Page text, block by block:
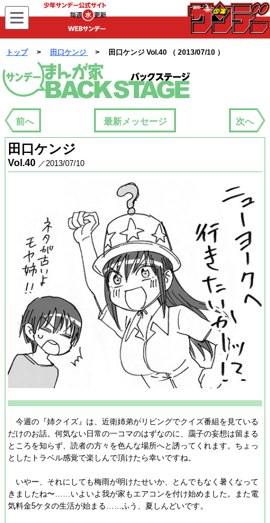
WEBサンデー
トップ> 田口ケンジ > 田口ケンジ Vol.40 （ 2013/07/10 ）
まんが家バックステージ
前へ 最新メッセージ 次へ
田口ケンジ
Vol.40 ／2013/07/10
今週の『姉クイズ』は、近衛姉弟がリビングでクイズ番組を見ている
だけのお話。何気ない日常の一コマのはずなのに、靄子の妄想は留まる
ところを知らず、読者の方々を色んな場所へと誘ってくれます。ちょっ
としたトラベル感覚で楽しんで頂けたら幸いですね。
いやー、それにしても梅雨が明けたせいか、とんでもなく暑くなって
きましたね〜……いよいよ我が家もエアコンを付け始めました。また電
気料金5ケタの生活が始まる……ふう、夏しんどいです。